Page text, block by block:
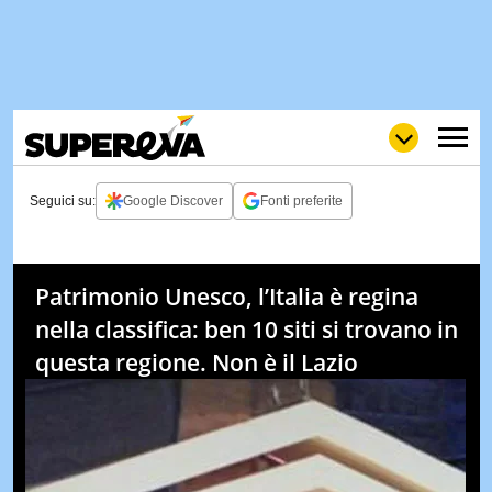
WOW
POP
NEWS
QUIZ
Seguici su: Google Discover Fonti preferite
Patrimonio Unesco, l’Italia è regina
nella classifica: ben 10 siti si trovano in
questa regione. Non è il Lazio